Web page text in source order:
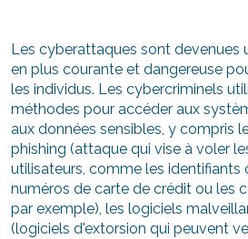
Les cyberattaques sont devenues
en plus courante et dangereuse
les individus. Les cybercriminels
méthodes pour accéder aux
aux données sensibles, y compris
phishing (attaque qui vise à voler
utilisateurs, comme les identifiants
numéros de carte de crédit ou les
par exemple), les logiciels
(logiciels d'extorsion qui peuvent